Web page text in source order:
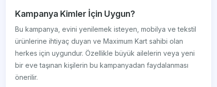
Kampanya Kimler İçin Uygun?
Bu kampanya, evini yenilemek isteyen, mobilya ve tekstil
ürünlerine ihtiyaç duyan ve Maximum Kart sahibi olan
herkes için uygundur. Özellikle büyük ailelerin veya yeni
bir eve taşınan kişilerin bu kampanyadan faydalanması
önerilir.